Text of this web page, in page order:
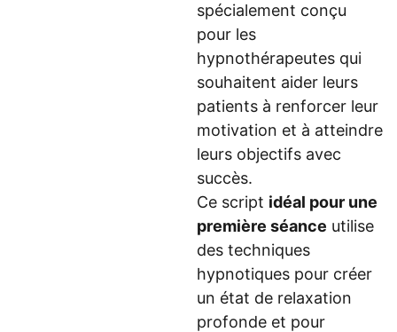
spécialement conçu
pour les
hypnothérapeutes qui
souhaitent aider leurs
patients à renforcer leur
motivation et à atteindre
leurs objectifs avec
succès.
Ce script idéal pour une
première séance utilise
des techniques
hypnotiques pour créer
un état de relaxation
profonde et pour